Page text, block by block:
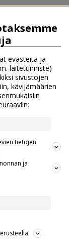
piiloistaan, ja
kuitenkin parasta
yön aikana
evästeitä ja
laitetunniste)
sivustojen
kävijämäärien
tietojen
ja